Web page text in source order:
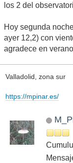
los 2 del
Hoy segunda
ayer 12,2) con
agradece en
Valladolid, zona sur
https://mpinar.es/